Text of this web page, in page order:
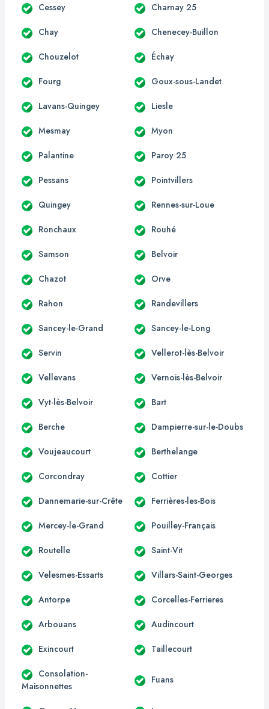
Cessey Charnay 25
Chay Chenecey-Buillon
Chouzelot Échay
Fourg Goux-sous-Landet
Lavans-Quingey Liesle
Mesmay Myon
Palantine Paroy 25
Pessans Pointvillers
Quingey Rennes-sur-Loue
Ronchaux Rouhé
Samson Belvoir
Chazot Orve
Rahon Randevillers
Sancey-le-Grand Sancey-le-Long
Servin Vellerot-lès-Belvoir
Vellevans Vernois-lès-Belvoir
Vyt-lès-Belvoir Bart
Berche Dampierre-sur-le-Doubs
Voujeaucourt Berthelange
Corcondray Cottier
Dannemarie-sur-Crête Ferrières-les-Bois
Mercey-le-Grand Pouilley-Français
Routelle Saint-Vit
Velesmes-Essarts Villars-Saint-Georges
Antorpe Corcelles-Ferrieres
Arbouans Audincourt
Exincourt Taillecourt
Consolation-
Maisonnettes
Fuans